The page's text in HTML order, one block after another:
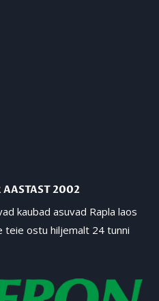
AASTAST 2002
kaubad asuvad Rapla laos
teie ostu hiljemalt 24 tunni